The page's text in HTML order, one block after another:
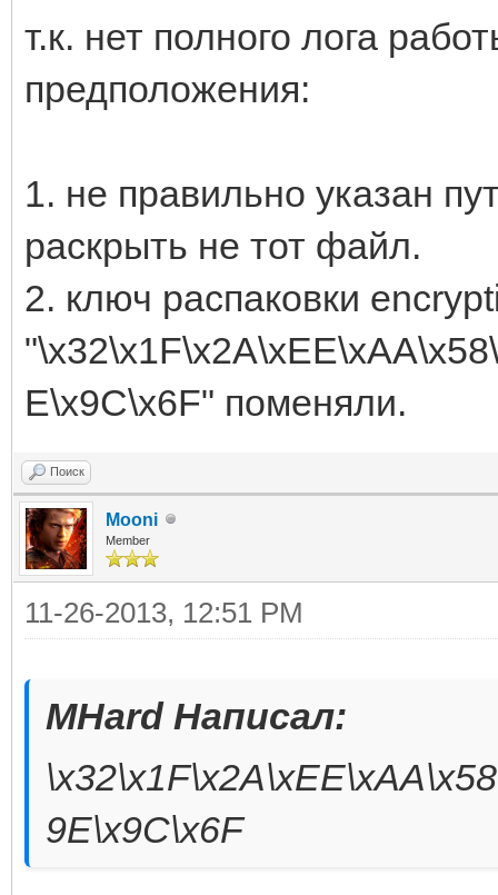
т.к. нет полного лога
предположения:
1. не правильно указан
раскрыть не тот файл.
2. ключ распаковки
E\x9C\x6F" поменяли.
Поиск
Mooni
Member
11-26-2013, 12:51 PM
MHard Написал:
9E\x9C\x6F